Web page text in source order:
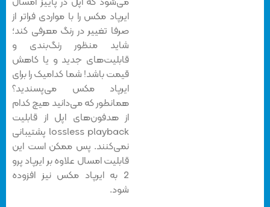
ایرپاد مکس را با مواردی فراتر از
صرفا تغییر در رنگ‌ معرفی کند؛
شاید منظور رنگ‌بندی و
قابلیت‌های جدید و یا کاهش
قیمت باشد! شما کدامیک را برای
ایرپاد مکس می‌پسندید؟
همانطور که می‌دانید هیچ کدام
از هدفون‌های اپل از قابلیت
lossless playback پشتیبانی
نمی‌کنند. پس ممکن است این
قابلیت امسال علاوه بر ایرپاد پرو
2 به ایرپاد مکس نیز افزوده
شود.